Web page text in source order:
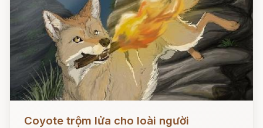
Coyote trộm lửa cho loài người